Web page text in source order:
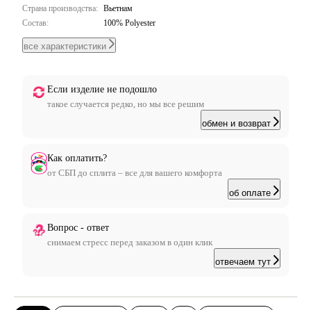
Страна производства: Вьетнам
Состав:
100% Polyester
все характеристики
Если изделие не подошло
такое случается редко, но мы все решим
обмен и возврат
Как оплатить?
от СБП до сплита – все для вашего комфорта
об оплате
Вопрос - ответ
снимаем стресс перед заказом в один клик
отвечаем тут